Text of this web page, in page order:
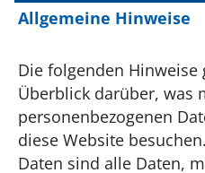
Allgemeine Hinweise
Die folgenden
Überblick darüber, was
personenbezogenen
diese Website
Daten sind alle Daten,